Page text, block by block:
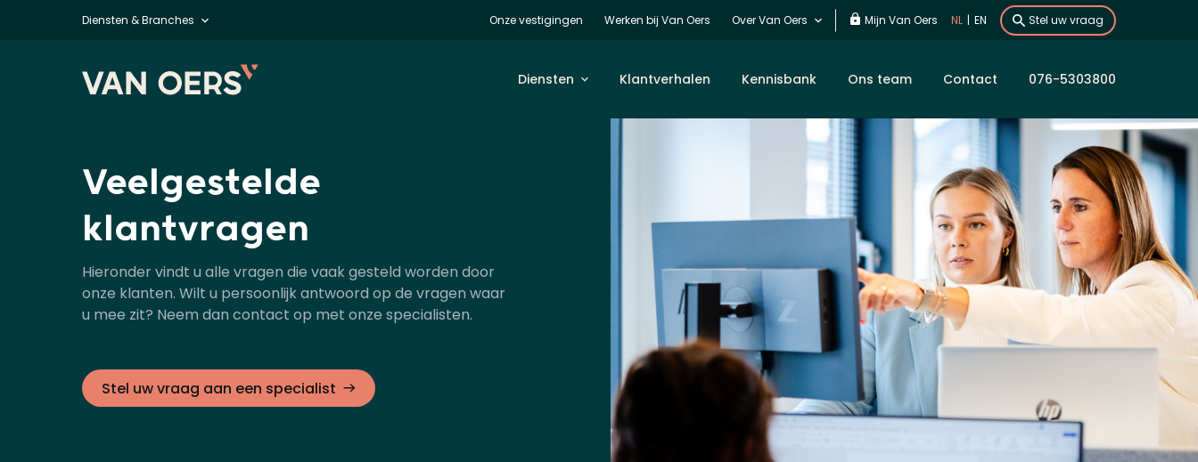
Diensten & Branches Onze vestigingen Werken bij Van Oers Over Van Oers Mijn Van Oers NL | EN Stel uw vraag
Diensten Klantverhalen Kennisbank Ons team Contact 076-5303800
Veelgestelde
klantvragen
Hieronder vindt u alle vragen die vaak gesteld worden door
onze klanten. Wilt u persoonlijk antwoord op de vragen waar
u mee zit? Neem dan contact op met onze specialisten.
Stel uw vraag aan een specialist